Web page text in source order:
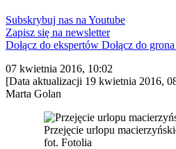
Subskrybuj nas na Youtube
Zapisz się na newsletter
Dołącz do ekspertów Dołącz do
07 kwietnia 2016, 10:02
[Data aktualizacji 19 kwietnia 2016,
Marta Golan
Przejęcie urlopu
fot. Fotolia